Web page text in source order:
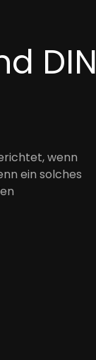
DIN
wenn
ein solches